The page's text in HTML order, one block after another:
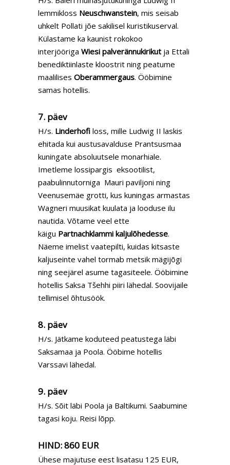
lemmikloss Neuschwanstein, mis seisab
uhkelt Pollati jõe sakilisel kuristikuserval.
Külastame ka kaunist rokokoo
interjööriga Wiesi palverännukirikut ja Ettali
benediktiinlaste kloostrit ning peatume
maalilises Oberammergaus. Ööbimine
samas hotellis.
7. päev
H/s. Linderhofi loss, mille Ludwig II laskis
ehitada kui austusavalduse Prantsusmaa
kuningate absoluutsele monarhiale.
Imetleme lossipargis eksootilist,
paabulinnutorniga Mauri paviljoni ning
Veenusemäe grotti, kus kuningas armastas
Wagneri muusikat kuulata ja looduse ilu
nautida. Võtame veel ette
käigu Partnachklammi kaljulõhedesse.
Näeme imelist vaatepilti, kuidas kitsaste
kaljuseinte vahel tormab metsik mägijõgi
ning seejärel asume tagasiteele. Ööbimine
hotellis Saksa Tšehhi piiri lähedal. Soovijaile
tellimisel õhtusöök.
8. päev
H/s. Jätkame koduteed peatustega läbi
Saksamaa ja Poola. Ööbime hotellis
Varssavi lähedal.
9. päev
H/s. Sõit läbi Poola ja Baltikumi. Saabumine
tagasi koju. Reisi lõpp.
HIND:860 EUR
Ühese majutuse eest lisatasu 125 EUR,